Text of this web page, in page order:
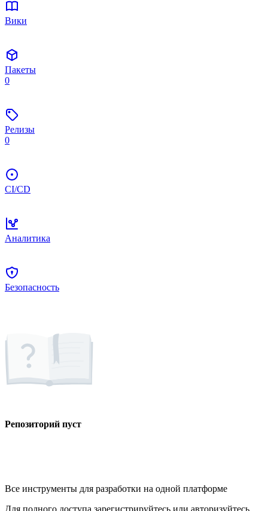
Вики
Пакеты
0
Релизы
0
CI/CD
Аналитика
Безопасность
Репозиторий пуст
Все инструменты для разработки на одной платформе
Для полного доступа зарегистрируйтесь или авторизуйтесь